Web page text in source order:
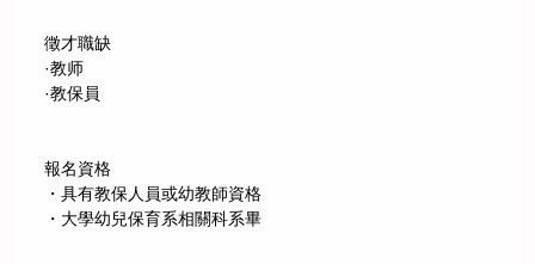
徵才職缺
·教师
·教保員
報名資格
・具有教保人員或幼教師資格
・大學幼兒保育系相關科系畢